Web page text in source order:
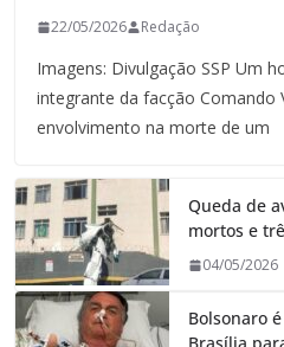
22/05/2026 Redação
Imagens: Divulgação SSP Um
integrante da facção Comando
envolvimento na morte de um
Queda de
mortos e
04/05/2026
Bolsonaro